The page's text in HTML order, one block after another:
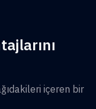
içeren bir